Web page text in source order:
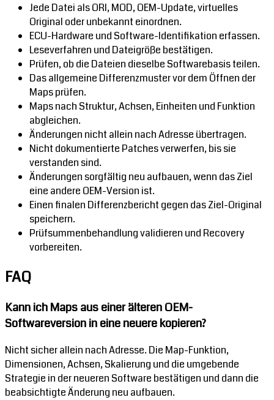
Jede Datei als ORI, MOD, OEM-Update, virtuelles
Original oder unbekannt einordnen.
ECU-Hardware und Software-Identifikation erfassen.
Leseverfahren und Dateigröße bestätigen.
Prüfen, ob die Dateien dieselbe Softwarebasis teilen.
Das allgemeine Differenzmuster vor dem Öffnen der
Maps prüfen.
Maps nach Struktur, Achsen, Einheiten und Funktion
abgleichen.
Änderungen nicht allein nach Adresse übertragen.
Nicht dokumentierte Patches verwerfen, bis sie
verstanden sind.
Änderungen sorgfältig neu aufbauen, wenn das Ziel
eine andere OEM-Version ist.
Einen finalen Differenzbericht gegen das Ziel-Original
speichern.
Prüfsummenbehandlung validieren und Recovery
vorbereiten.
FAQ
Kann ich Maps aus einer älteren OEM-
Softwareversion in eine neuere kopieren?
Nicht sicher allein nach Adresse. Die Map-Funktion,
Dimensionen, Achsen, Skalierung und die umgebende
Strategie in der neueren Software bestätigen und dann die
beabsichtigte Änderung neu aufbauen.